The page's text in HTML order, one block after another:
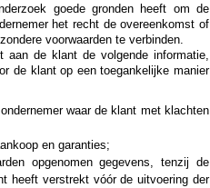
goede gronden heeft om de
het recht de overeenkomst of
voorwaarden te verbinden.
de klant de volgende informatie,
de klant op een toegankelijke manier
waar de klant met klachten
en garanties;
opgenomen gegevens, tenzij de
heeft verstrekt vóór de uitvoering der